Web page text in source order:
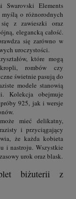
Swarovski Elements
o różnorodnych
z zawieszki oraz
elegancką całość.
się zarówno w
uroczystości.
które mogą
kropli, rombów czy
świetnie pasują do
modele stanowią
Kolekcja obejmuje
925, jak i wersje
mieć delikatny,
i przyciągający
że każda kobieta
i nastroju. Wszystkie
urok oraz blask.
biżuterii z